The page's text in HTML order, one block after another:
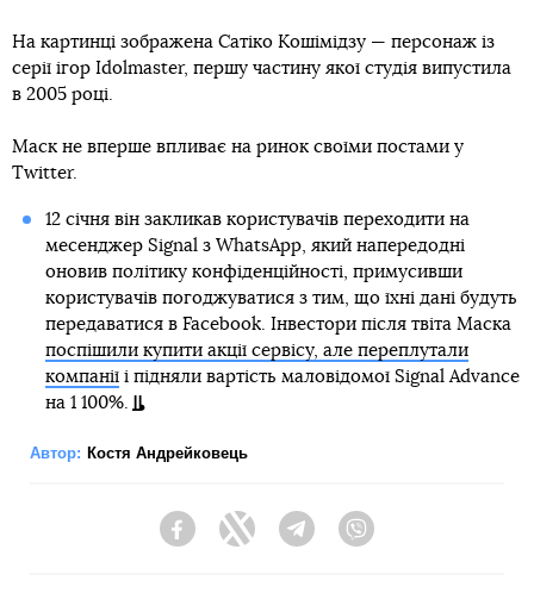
На картинці зображена Сатіко Кошімідзу — персонаж із
серії ігор Idolmaster, першу частину якої студія випустила
в 2005 році.
Маск не вперше впливає на ринок своїми постами у
Twitter.
12 січня він закликав користувачів переходити на
месенджер Signal з WhatsApp, який напередодні
оновив політику конфіденційності, примусивши
користувачів погоджуватися з тим, що їхні дані будуть
передаватися в Facebook. Інвестори після твіта Маска
поспішили купити акції сервісу, але переплутали
компаніїі підняли вартість маловідомої Signal Advance
на 1 100%.
Автор: Костя Андрейковець
FacebookTwitter Telegram